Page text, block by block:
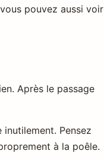
pouvez aussi voir
Après le passage
Pensez
à la poêle.